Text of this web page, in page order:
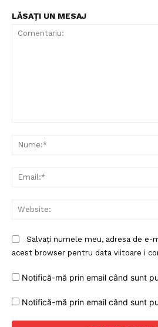
LĂSAȚI UN MESAJ
Salvați numele meu, adresa de e-
acest browser pentru data viitoare i
Notifică-mă prin email când sunt
Notifică-mă prin email când sunt